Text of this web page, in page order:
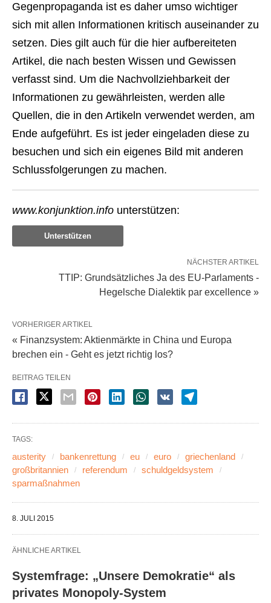
Gegenpropaganda ist es daher umso wichtiger
sich mit allen Informationen kritisch auseinander zu
setzen. Dies gilt auch für die hier aufbereiteten
Artikel, die nach besten Wissen und Gewissen
verfasst sind. Um die Nachvollziehbarkeit der
Informationen zu gewährleisten, werden alle
Quellen, die in den Artikeln verwendet werden, am
Ende aufgeführt. Es ist jeder eingeladen diese zu
besuchen und sich ein eigenes Bild mit anderen
Schlussfolgerungen zu machen.
www.konjunktion.info unterstützen:
Unterstützen
NÄCHSTER ARTIKEL
TTIP: Grundsätzliches Ja des EU-Parlaments -
Hegelsche Dialektik par excellence »
VORHERIGER ARTIKEL
« Finanzsystem: Aktienmärkte in China und Europa
brechen ein - Geht es jetzt richtig los?
BEITRAG TEILEN
TAGS:
austerity bankenrettung eu euro
griechenland
großbritannien
referendum
schuldgeldsystem
sparmaßnahmen
8. JULI 2015
ÄHNLICHE ARTIKEL
Systemfrage: „Unsere Demokratie“ als
privates Monopoly-System